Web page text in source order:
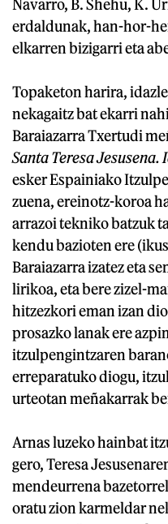
Navarro, B. Shehu, K.
erdaldunak, han-hor-
elkarren bizigarri eta
Topaketon harira,
nekagaitz bat ekarri
Baraiazarra Txertudi
Santa Teresa
esker Espainiako
zuena, ereinotz-koroa
arrazoi tekniko batzuk
kendu bazioten ere
Baraiazarra izatez eta
lirikoa, eta bere zizel-
hitzezkori eman izan
prosazko lanak ere
itzulpengintzaren
erreparatuko diogu,
urteotan meñakarrak
Arnas luzeko hainbat
gero, Teresa
mendeurrena
oratu zion karmeldar